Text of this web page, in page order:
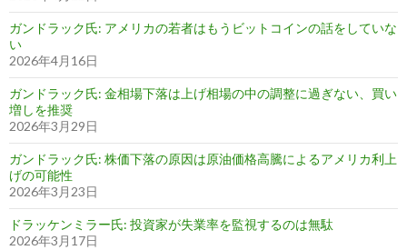
ガンドラック氏: アメリカの若者はもうビットコインの話をしていな
い
2026年4月16日
ガンドラック氏: 金相場下落は上げ相場の中の調整に過ぎない、買い
増しを推奨
2026年3月29日
ガンドラック氏: 株価下落の原因は原油価格高騰によるアメリカ利上
げの可能性
2026年3月23日
ドラッケンミラー氏: 投資家が失業率を監視するのは無駄
2026年3月17日